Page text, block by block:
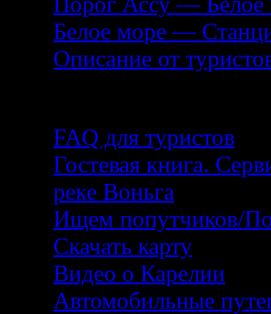
Белое море —
Описание от
FAQ для туристов
Гостевая книга.
реке Воньга
Ищем попутчиков/
Скачать карту
Видео о Карелии
Автомобильные